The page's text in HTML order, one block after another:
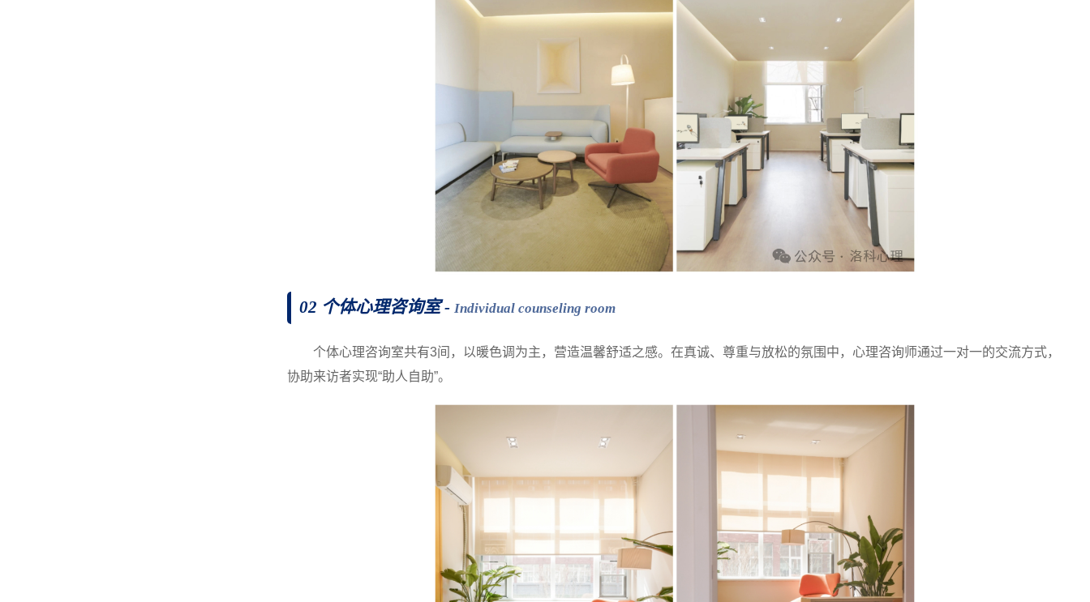
02 个体心理咨询室 - Individual counseling room
个体心理咨询室共有3间，以暖色调为主，营造温馨舒适之感。在真诚、尊重与放松的氛围中，心理咨询师通过一对一的交流方式，
协助来访者实现“助人自助”。